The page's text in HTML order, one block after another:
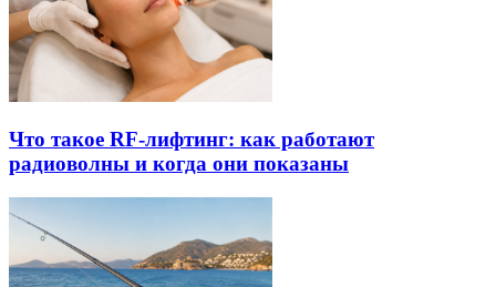
Что такое RF-лифтинг: как работают
радиоволны и когда они показаны